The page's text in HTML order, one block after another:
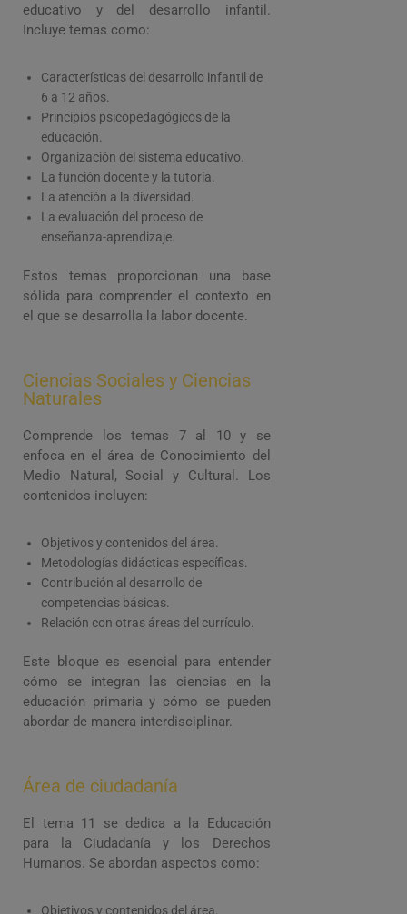
educativo y del desarrollo infantil.
Incluye temas como:
Características del desarrollo infantil de
6 a 12 años.
Principios psicopedagógicos de la
educación.
Organización del sistema educativo.
La función docente y la tutoría.
La atención a la diversidad.
La evaluación del proceso de
enseñanza-aprendizaje.
Estos temas proporcionan una base
sólida para comprender el contexto en
el que se desarrolla la labor docente.
Ciencias Sociales y Ciencias
Naturales
Comprende los temas 7 al 10 y se
enfoca en el área de Conocimiento del
Medio Natural, Social y Cultural. Los
contenidos incluyen:
Objetivos y contenidos del área.
Metodologías didácticas específicas.
Contribución al desarrollo de
competencias básicas.
Relación con otras áreas del currículo.
Este bloque es esencial para entender
cómo se integran las ciencias en la
educación primaria y cómo se pueden
abordar de manera interdisciplinar.
Área de ciudadanía
El tema 11 se dedica a la Educación
para la Ciudadanía y los Derechos
Humanos. Se abordan aspectos como:
Objetivos y contenidos del área.